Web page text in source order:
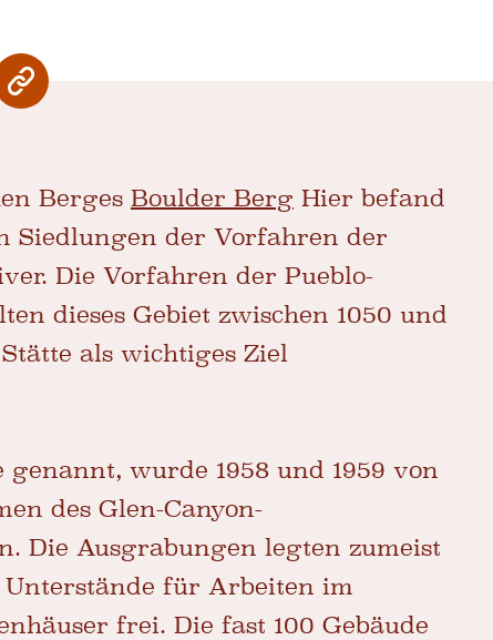
Berges Boulder Berg Hier befand
Siedlungen der Vorfahren der
Die Vorfahren der Pueblo-
dieses Gebiet zwischen 1050 und
als wichtiges Ziel
genannt, wurde 1958 und 1959 von
des Glen-Canyon-
Die Ausgrabungen legten zumeist
Unterstände für Arbeiten im
frei. Die fast 100 Gebäude